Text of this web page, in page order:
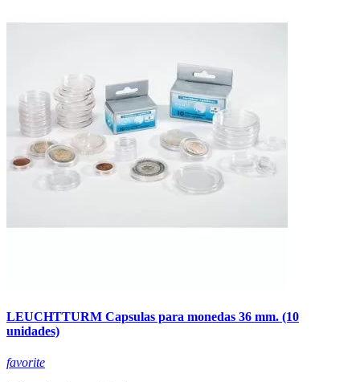
LEUCHTTURM Capsulas para monedas 36 mm. (10
unidades)
favorite